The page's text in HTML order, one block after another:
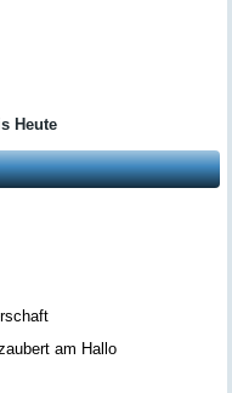
Heute
am Hallo